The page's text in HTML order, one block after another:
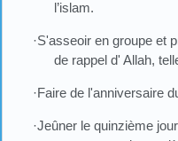
l’islam.
·S'asseoir en groupe et
de rappel d' Allah,
·Faire de l'anniversaire
·Jeûner le quinzième